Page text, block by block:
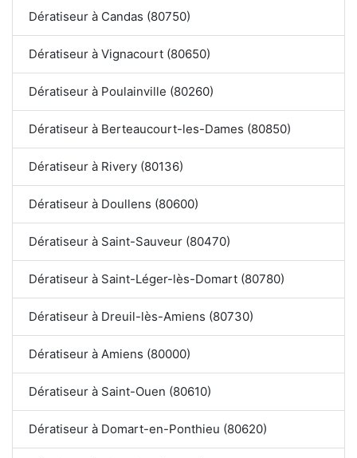
Dératiseur à Candas (80750)
Dératiseur à Vignacourt (80650)
Dératiseur à Poulainville (80260)
Dératiseur à Berteaucourt-les-Dames (80850)
Dératiseur à Rivery (80136)
Dératiseur à Doullens (80600)
Dératiseur à Saint-Sauveur (80470)
Dératiseur à Saint-Léger-lès-Domart (80780)
Dératiseur à Dreuil-lès-Amiens (80730)
Dératiseur à Amiens (80000)
Dératiseur à Saint-Ouen (80610)
Dératiseur à Domart-en-Ponthieu (80620)